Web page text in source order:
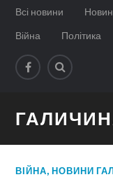
Всі новини
Війна
Політика
ВІЙНА,НОВИНИ